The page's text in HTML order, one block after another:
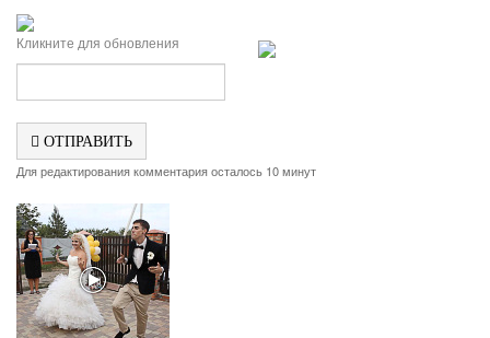
Кликните для обновления
ОТПРАВИТЬ
Для редактирования комментария осталось 10 минут